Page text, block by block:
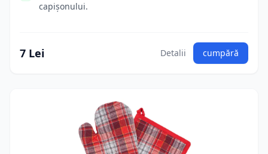
capișonului.
7 Lei Detalii cumpără